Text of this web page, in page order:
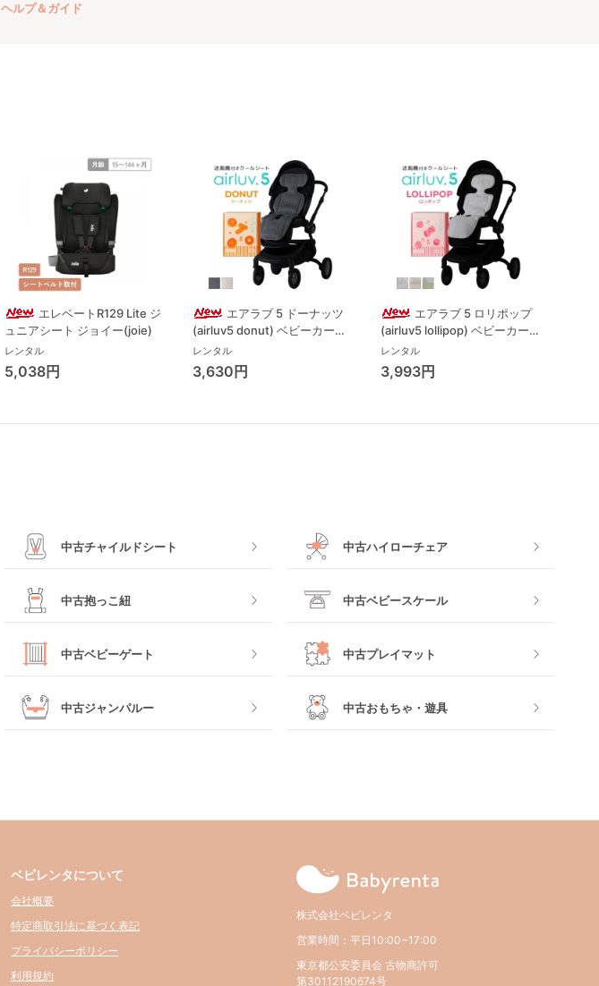
ヘルプ＆ガイド
エレベートR129 Lite ジ
ュニアシート ジョイー(joie)
レンタル
5,038円
エアラブ 5 ドーナッツ
(airluv5 donut) ベビーカーそ
の他 ポレッド(Poled)
レンタル
3,630円
エアラブ 5 ロリポップ
(airluv5 lollipop) ベビーカーそ
の他 ポレッド(Poled)
レンタル
3,993円
中古チャイルドシート 中古ハイローチェア
中古抱っこ紐 中古ベビースケール
中古ベビーゲート 中古プレイマット
中古ジャンパルー 中古おもちゃ・遊具
ベビレンタについて
会社概要
特定商取引法に基づく表記
プライバシーポリシー
利用規約
株式会社ベビレンタ
営業時間：平日10:00~17:00
東京都公安委員会 古物商許可
第30112190674号